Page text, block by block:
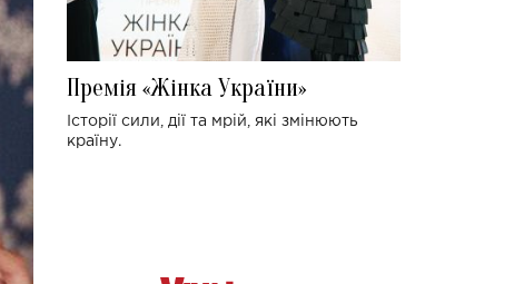
Премія «Жінка України»
Історії сили, дії та мрій, які змінюють
країну.